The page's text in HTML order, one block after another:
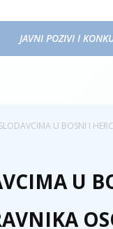
JAVNI POZIVI I
U BOSNI I
U